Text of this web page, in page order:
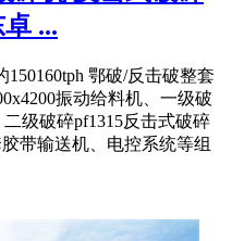
...
鄂破/反击破整套
振动给料机、一级破
级破碎pf1315反击式破碎
带输送机、电控系统等组